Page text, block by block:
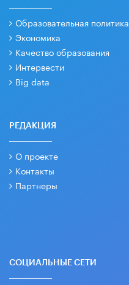
Образовательная политика
Экономика
Качество образования
Интервести
Big data
РЕДАКЦИЯ
О проекте
Контакты
Партнеры
СОЦИАЛЬНЫЕ СЕТИ